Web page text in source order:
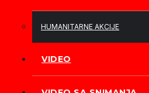
HUMANITARNE AKCIJE
VIDEO